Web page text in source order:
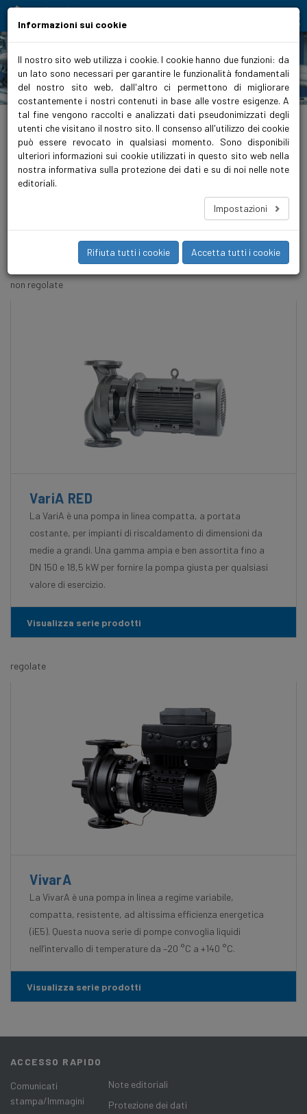
Prodotti
biralitalia.it > Prodotti > Riscaldamento > Pompe in linea
Riscaldamento
non regolate regolate
non regolate
VariA RED
La VariA è una pompa in linea compatta, a portata
costante, per impianti di riscaldamento di dimensioni da
medie a grandi. Una gamma ampia e ben assortita fino a
DN 150 e 18,5 kW per fornire la pompa giusta per qualsiasi
valore di esercizio.
Visualizza serie prodotti
regolate
VivarA
La VivarA è una pompa in linea a regime variabile,
compatta, resistente, ad altissima efficienza energetica
(iE5). Questa nuova serie di pompe convoglia liquidi
nell’intervallo di temperature da –20 °C a +140 °C.
Visualizza serie prodotti
ACCESSO RAPIDO
Comunicati
stampa/Immagini
Note editoriali
Protezione dei dati
Informazioni sui cookie
Il nostro sito web utilizza i cookie. I cookie hanno due funzioni: da
un lato sono necessari per garantire le funzionalità fondamentali
del nostro sito web, dall'altro ci permettono di migliorare
costantemente i nostri contenuti in base alle vostre esigenze. A
tal fine vengono raccolti e analizzati dati pseudonimizzati degli
utenti che visitano il nostro sito. Il consenso all'utilizzo dei cookie
può essere revocato in qualsiasi momento. Sono disponibili
ulteriori informazioni sui cookie utilizzati in questo sito web nella
nostra informativa sulla protezione dei dati e su di noi nelle note
editoriali.
Impostazioni
Rifiuta tutti i cookie Accetta tutti i cookie